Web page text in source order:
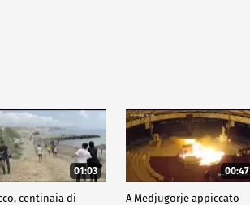
01:03
centinaia di
00:47
A Medjugorje appiccato